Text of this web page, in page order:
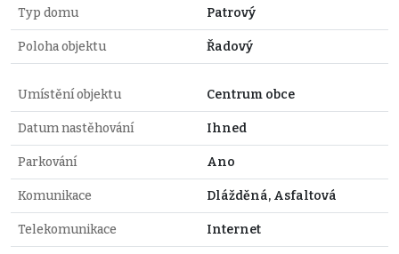
Typ domu Patrový
Poloha objektu Řadový
Umístění objektu Centrum obce
Datum nastěhování Ihned
Parkování Ano
Komunikace Dlážděná, Asfaltová
Telekomunikace Internet